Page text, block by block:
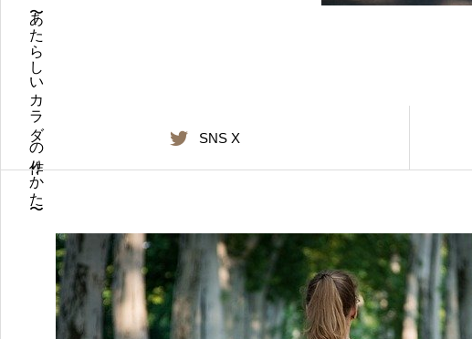
〜あたらしいカラダの作りかた〜 SNS X